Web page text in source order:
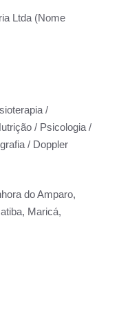
Ltda (Nome
/
/ Psicologia /
/ Doppler
do Amparo,
Maricá,